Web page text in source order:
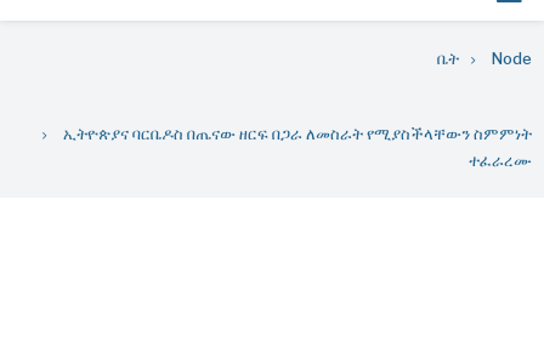
ቤት Node
ኢትዮጵያና ባርቤዶስ በጤናው ዘርፍ በጋራ ለመስራት የሚያስችላቸውን ስምምነት
ተፈራረሙ